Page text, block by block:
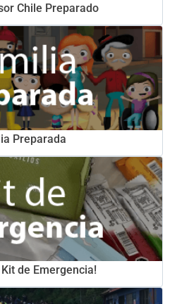
Chile Preparado
Preparada
de Emergencia!